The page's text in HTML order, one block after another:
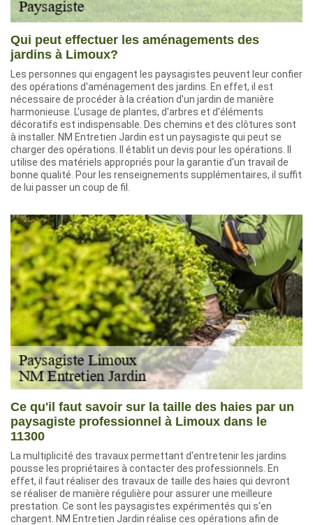
Qui peut effectuer les aménagements des
jardins à Limoux?
Les personnes qui engagent les paysagistes peuvent leur confier
des opérations d'aménagement des jardins. En effet, il est
nécessaire de procéder à la création d'un jardin de manière
harmonieuse. L'usage de plantes, d'arbres et d'éléments
décoratifs est indispensable. Des chemins et des clôtures sont
à installer. NM Entretien Jardin est un paysagiste qui peut se
charger des opérations. Il établit un devis pour les opérations. Il
utilise des matériels appropriés pour la garantie d'un travail de
bonne qualité. Pour les renseignements supplémentaires, il suffit
de lui passer un coup de fil.
Ce qu'il faut savoir sur la taille des haies par un
paysagiste professionnel à Limoux dans le
11300
La multiplicité des travaux permettant d'entretenir les jardins
pousse les propriétaires à contacter des professionnels. En
effet, il faut réaliser des travaux de taille des haies qui devront
se réaliser de manière régulière pour assurer une meilleure
prestation. Ce sont les paysagistes expérimentés qui s'en
chargent. NM Entretien Jardin réalise ces opérations afin de